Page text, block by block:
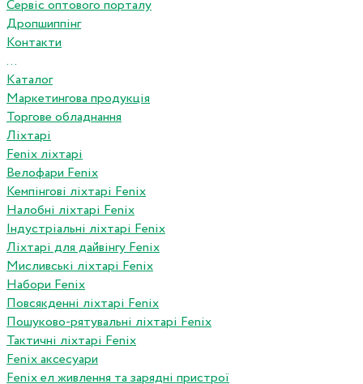
Сервіс оптового порталу
Дропшиппінг
Контакти
...
Каталог
Маркетингова продукція
Торгове обладнання
Ліхтарі
Fenix ліхтарі
Велофари Fenix
Кемпінгові ліхтарі Fenix
Налобні ліхтарі Fenix
Індустріальні ліхтарі Fenix
Ліхтарі для дайвінгу Fenix
Мисливські ліхтарі Fenix
Набори Fenix
Повсякденні ліхтарі Fenix
Пошуково-рятувальні ліхтарі Fenix
Тактичні ліхтарі Fenix
Fenix аксесуари
Fenix ел живлення та зарядні пристрої